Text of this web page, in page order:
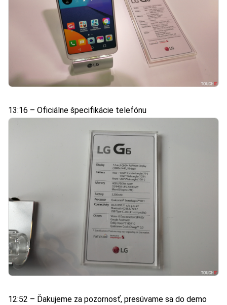
13:16 – Oficiálne špecifikácie telefónu
12:52 – Ďakujeme za pozornosť, presúvame sa do demo